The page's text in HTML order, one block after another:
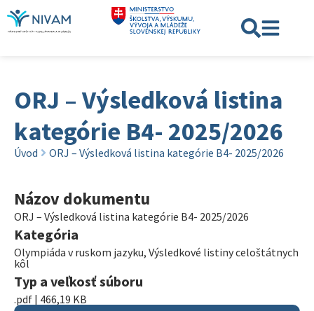
ORJ – Výsledková listina
kategórie B4- 2025/2026
Úvod ORJ – Výsledková listina kategórie B4- 2025/2026
Názov dokumentu
ORJ – Výsledková listina kategórie B4- 2025/2026
Kategória
Olympiáda v ruskom jazyku, Výsledkové listiny celoštátnych
kôl
Typ a veľkosť súboru
.pdf | 466,19 KB